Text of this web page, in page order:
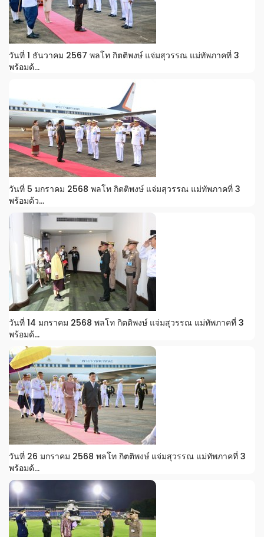
วันที่ 1 ธันวาคม 2567 พลโท กิตติพงษ์ แจ่มสุวรรณ แม่ทัพภาคที่ 3
พร้อมด้...
วันที่ 5 มกราคม 2568 พลโท กิตติพงษ์ แจ่มสุวรรณ แม่ทัพภาคที่ 3
พร้อมด้ว...
วันที่ 14 มกราคม 2568 พลโท กิตติพงษ์ แจ่มสุวรรณ แม่ทัพภาคที่ 3
พร้อมด้...
วันที่ 26 มกราคม 2568 พลโท กิตติพงษ์ แจ่มสุวรรณ แม่ทัพภาคที่ 3
พร้อมด้...